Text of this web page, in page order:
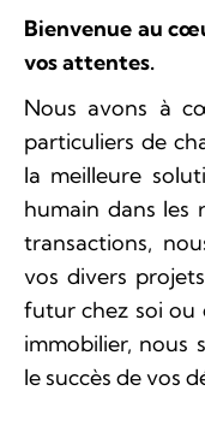
Bienvenue au
vos attentes.
Nous avons à
particuliers de
la meilleure
humain dans les
transactions,
vos divers
futur chez soi ou
immobilier, nous
le succès de vos